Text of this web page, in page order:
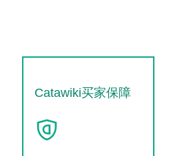
Catawiki买家保障